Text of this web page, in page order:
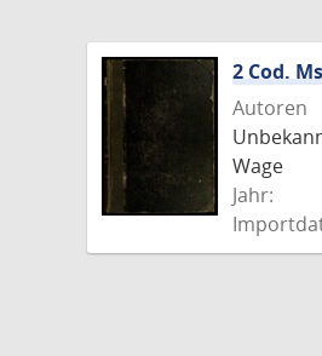
2 Cod.
Autoren
Wage
Jahr: